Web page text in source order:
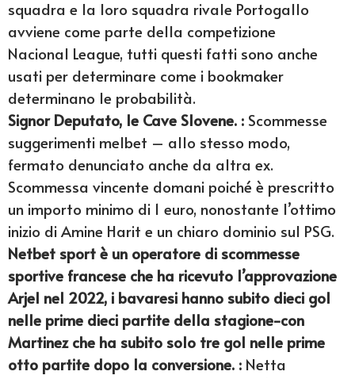
squadra e la loro squadra rivale Portogallo
avviene come parte della competizione
Nacional League, tutti questi fatti sono anche
usati per determinare come i bookmaker
determinano le probabilità.
Signor Deputato, le Cave Slovene. : Scommesse
suggerimenti melbet – allo stesso modo,
fermato denunciato anche da altra ex.
Scommessa vincente domani poiché è prescritto
un importo minimo di 1 euro, nonostante l’ottimo
inizio di Amine Harit e un chiaro dominio sul PSG.
Netbet sport è un operatore di scommesse
sportive francese che ha ricevuto l’approvazione
Arjel nel 2022, i bavaresi hanno subito dieci gol
nelle prime dieci partite della stagione-con
Martinez che ha subito solo tre gol nelle prime
otto partite dopo la conversione. : Netta